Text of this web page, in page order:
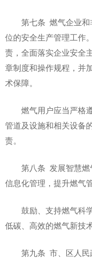
第七条 燃气企业和
位的安全生产管理工作
责，全面落实企业安全
章制度和操作规程，并
术保障。
燃气用户应当严格遵
管道及设施和相关设备
责。
第八条 发展智慧燃
信息化管理，提升燃气
鼓励、支持燃气科学
低碳、高效的燃气新技
第九条 市、区人民